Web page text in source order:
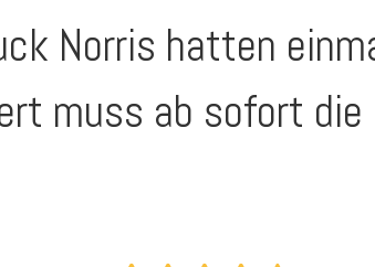
Norris hatten
muss ab sofort